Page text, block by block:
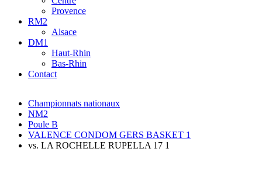
Provence
RM2
Alsace
DM1
Haut-Rhin
Bas-Rhin
Contact
Championnats nationaux
NM2
Poule B
VALENCE CONDOM GERS BASKET 1
vs. LA ROCHELLE RUPELLA 17 1